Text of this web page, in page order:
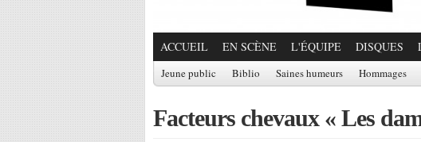
ACCUEIL EN SCÈNE L'ÉQUIPE DISQUES
Jeune public Biblio Saines humeurs Hommages
Facteurs chevaux « Les